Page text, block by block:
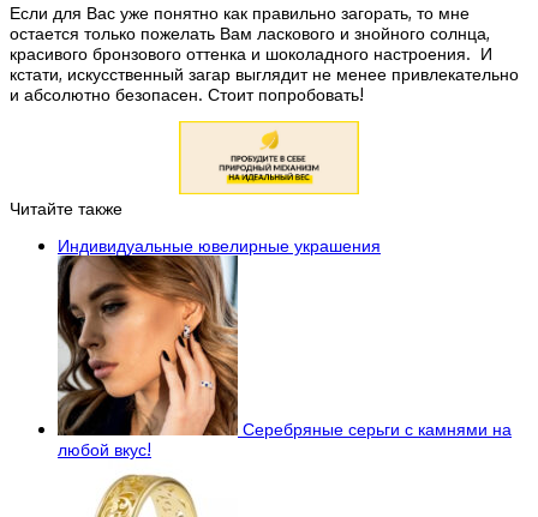
Если для Вас уже понятно как правильно загорать, то мне
остается только пожелать Вам ласкового и знойного солнца,
красивого бронзового оттенка и шоколадного настроения. И
кстати, искусственный загар выглядит не менее привлекательно
и абсолютно безопасен. Стоит попробовать!
Читайте также
Индивидуальные ювелирные украшения
Серебряные серьги с камнями на
любой вкус!